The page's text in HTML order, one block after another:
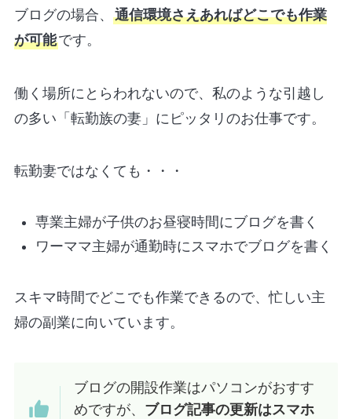
ブログの場合、 通信環境さえあればどこでも作業
が可能です。
働く場所にとらわれないので、私のような引越し
の多い「転勤族の妻」にピッタリのお仕事です。
転勤妻ではなくても・・・
専業主婦が子供のお昼寝時間にブログを書く
ワーママ主婦が通勤時にスマホでブログを書く
スキマ時間でどこでも作業できるので、忙しい主
婦の副業に向いています。
ブログの開設作業はパソコンがおすす
めですが、 ブログ記事の更新はスマホ